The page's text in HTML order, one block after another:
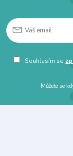
Souhlasím se
Můžete se